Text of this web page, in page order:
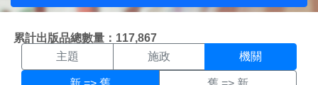
累計出版品總數量：117,867
機關搜尋結果頁面
主題 施政 機關